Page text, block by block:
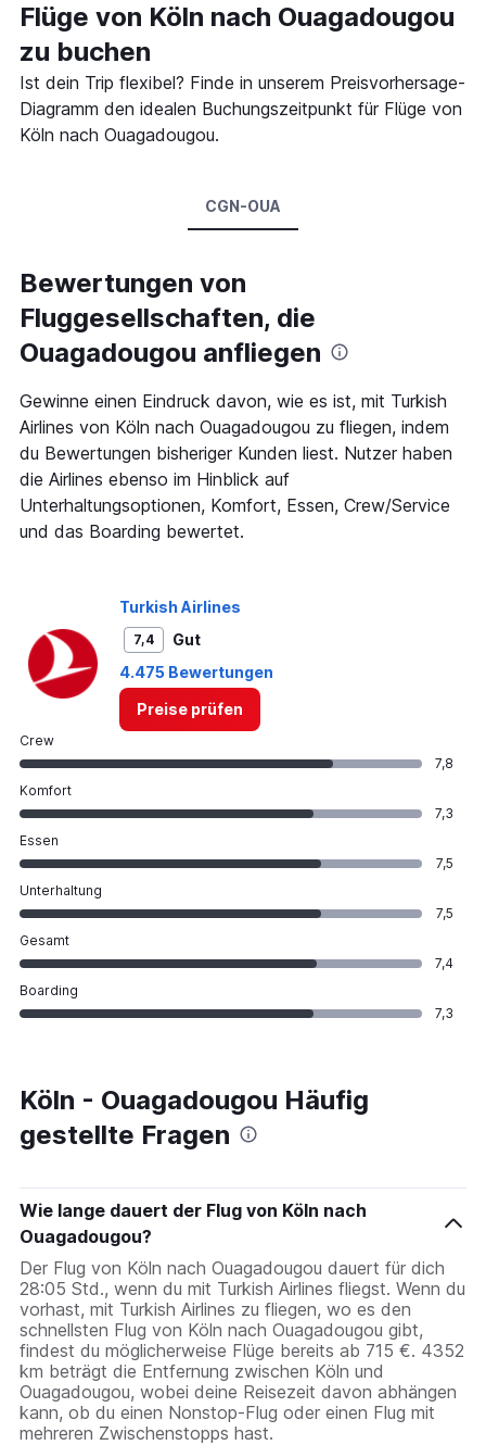
Flüge von Köln nach Ouagadougou
zu buchen
Ist dein Trip flexibel? Finde in unserem Preisvorhersage-
Diagramm den idealen Buchungszeitpunkt für Flüge von
Köln nach Ouagadougou.
CGN-OUA
Bewertungen von
Fluggesellschaften, die
Ouagadougou anfliegen
Gewinne einen Eindruck davon, wie es ist, mit Turkish
Airlines von Köln nach Ouagadougou zu fliegen, indem
du Bewertungen bisheriger Kunden liest. Nutzer haben
die Airlines ebenso im Hinblick auf
Unterhaltungsoptionen, Komfort, Essen, Crew/Service
und das Boarding bewertet.
Turkish Airlines
7,4
Gut
4.475 Bewertungen
Preise prüfen
Crew
7,8
Komfort
7,3
Essen
7,5
Unterhaltung
7,5
Gesamt
7,4
Boarding
7,3
Köln - Ouagadougou Häufig
gestellte Fragen
Wie lange dauert der Flug von Köln nach
Ouagadougou?
Der Flug von Köln nach Ouagadougou dauert für dich
28:05 Std., wenn du mit Turkish Airlines fliegst. Wenn du
vorhast, mit Turkish Airlines zu fliegen, wo es den
schnellsten Flug von Köln nach Ouagadougou gibt,
findest du möglicherweise Flüge bereits ab 715 €. 4352
km beträgt die Entfernung zwischen Köln und
Ouagadougou, wobei deine Reisezeit davon abhängen
kann, ob du einen Nonstop-Flug oder einen Flug mit
mehreren Zwischenstopps hast.